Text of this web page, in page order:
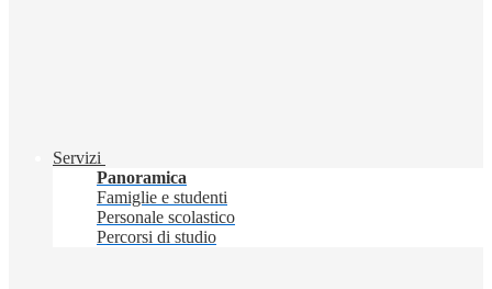
Servizi
Panoramica
Famiglie e studenti
Personale scolastico
Percorsi di studio